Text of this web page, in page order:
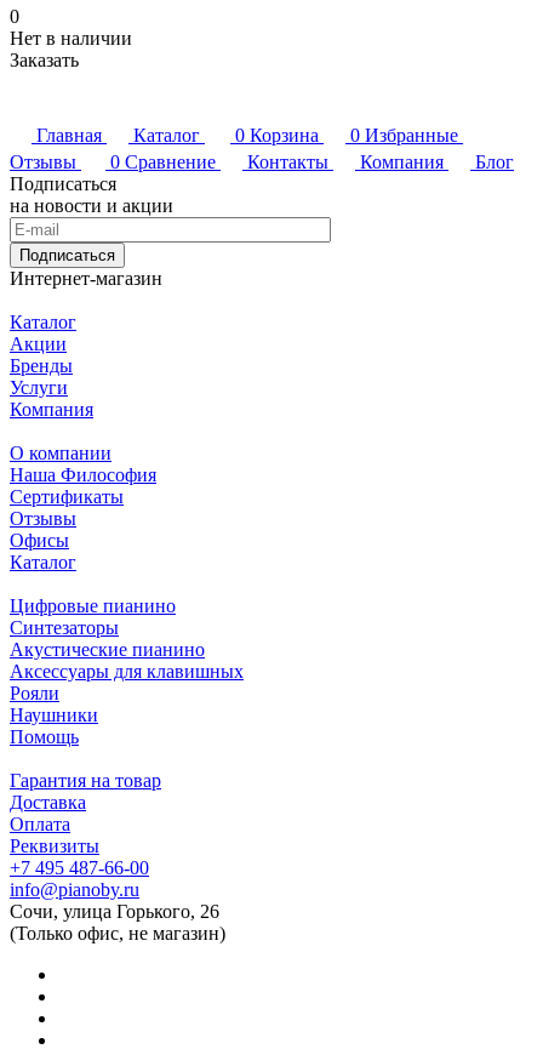
0
Нет в наличии
Заказать
Главная Каталог 0 Корзина 0 Избранные
Отзывы
0 Сравнение Контакты Компания
Блог
Подписаться
на новости и акции
Подписаться
Интернет-магазин
Каталог
Акции
Бренды
Услуги
Компания
О компании
Наша Философия
Сертификаты
Отзывы
Офисы
Каталог
Цифровые пианино
Синтезаторы
Акустические пианино
Аксессуары для клавишных
Рояли
Наушники
Помощь
Гарантия на товар
Доставка
Оплата
Реквизиты
+7 495 487-66-00
info@pianoby.ru
Сочи, улица Горького, 26
(Только офис, не магазин)